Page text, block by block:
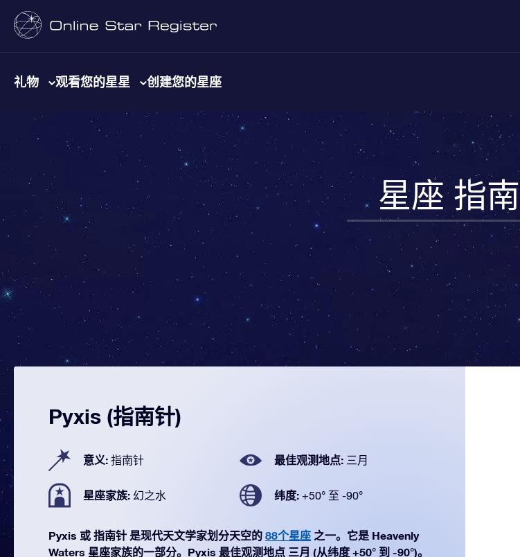
礼物 观看您的星星 创建您的星座
星座 指
Pyxis (指南针)
意义: 指南针 最佳观测地点: 三月
星座家族: 幻之水 纬度: +50° 至 -90°
Pyxis 或 指南针 是现代天文学家划分天空的 88个星座 之一。它是 Heavenly
Waters 星座家族的一部分。Pyxis 最佳观测地点 三月 (从纬度 +50° 到 -90°)。